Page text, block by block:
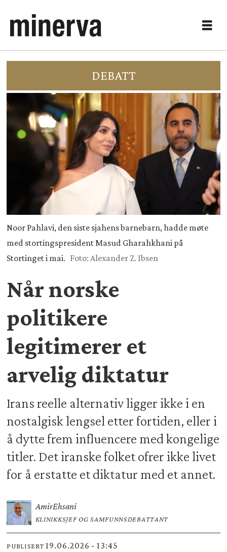
DEBATT
Noor Pahlavi, den siste sjahens barnebarn, hadde møte
med stortingspresident Masud Gharahkhani på
Stortinget i mai. Foto: Alexander Z. Ibsen
Når norske
politikere
legitimerer et
arvelig diktatur
Irans reelle alternativ ligger ikke i en
nostalgisk lengsel etter fortiden, eller i
å dytte frem influencere med kongelige
titler. Det iranske folket ofrer ikke livet
for å erstatte et diktatur med et annet.
AmirEhsani
KLINIKKSJEF OG SAMFUNNSDEBATTANT
PUBLISERT 19.06.2026 - 13:45